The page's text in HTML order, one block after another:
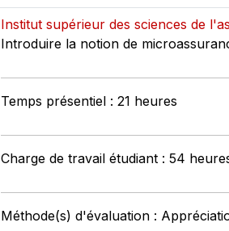
Institut supérieur des sciences de
Introduire la notion de
Temps présentiel : 21 heures
Charge de travail étudiant : 54
Méthode(s) d'évaluation :